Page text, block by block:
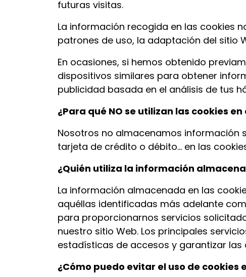
futuras visitas.
La información recogida en las cookies
patrones de uso, la adaptación del sitio
En ocasiones, si hemos obtenido
dispositivos similares para obtener
publicidad basada en el análisis de tus
¿Para qué NO se utilizan las cookies
Nosotros no almacenamos información
tarjeta de crédito o débito… en las
¿Quién utiliza la información
La información almacenada en las
aquéllas identificadas más adelante
para proporcionarnos servicios
nuestro sitio Web. Los principales
estadísticas de accesos y garantizar
¿Cómo puedo evitar el uso de cookies